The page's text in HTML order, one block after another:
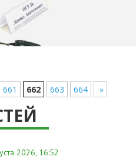
661 662 663 664 »
2026, 16:52